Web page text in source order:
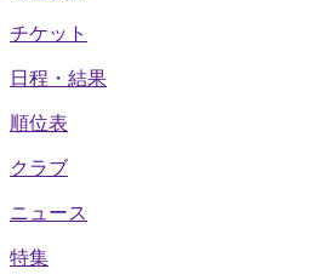
チケット
日程・結果
順位表
クラブ
ニュース
特集